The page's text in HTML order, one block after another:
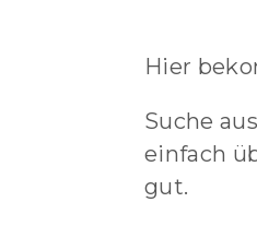
MAN
Hier
Suche
einfach
gut.